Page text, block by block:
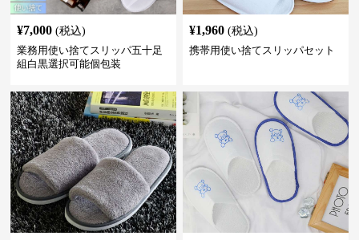
¥7,000 (税込)
業務用使い捨てスリッパ五十足
組白黒選択可能個包装
¥1,960 (税込)
携帯用使い捨てスリッパセット